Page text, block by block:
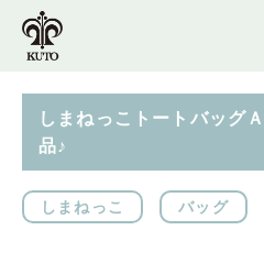
しまねっこトートバッグ
品♪
しまねっこ バッグ